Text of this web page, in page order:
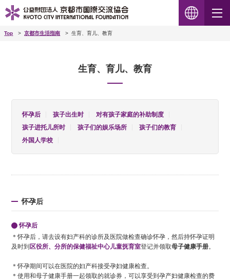
Top 京都市生活指南 生育、育儿、教育
生育、育儿、教育
怀孕后 孩子出生时
对有孩子家庭的补助制度
孩子进托儿所时
孩子们的娱乐场所
孩子们的教育
外国人学校
怀孕后
怀孕后
＊怀孕后，请去设有妇产科的诊所及医院做检查确诊怀孕，然后持怀孕证明
及时到区役所、分所的保健福祉中心儿童抚育室登记并领取母子健康手册。
＊怀孕期间可以在医院的妇产科接受孕妇健康检查。
＊使用和母子健康手册一起领取的就诊券，可以享受到孕产妇健康检查的费